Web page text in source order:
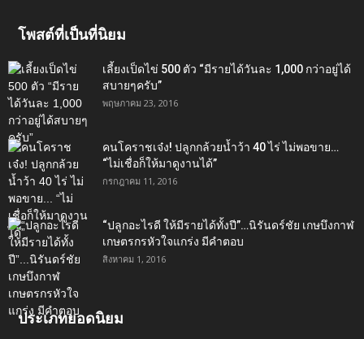
โพสต์ที่เป็นที่นิยม
เลี้ยงเป็ดไข่ 500 ตัว “มีรายได้วันละ 1,000 กว่าอยู่ได้
สบายๆครับ”
พฤษภาคม 23, 2016
คนโคราชเจ๋ง! ปลูกกล้วยน้ำว้า 40 ไร่ ไม่พอขาย…
“ไม่เชื่อก็ให้มาดูงานได้”‬
กรกฎาคม 11, 2016
“ปลูกอะไรดี ให้มีรายได้ทั้งปี”…นิรันดร์ชัย เกษบึงกาฬ
เกษตรกรหัวใจแกร่ง มีคำตอบ
สิงหาคม 1, 2016
ประเภทยอดนิยม